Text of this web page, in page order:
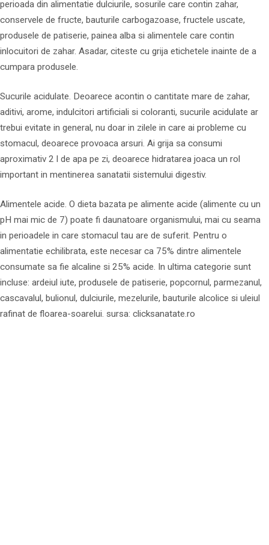
perioada din alimentatie dulciurile, sosurile care contin zahar,
conservele de fructe, bauturile carbogazoase, fructele uscate,
produsele de patiserie, painea alba si alimentele care contin
inlocuitori de zahar. Asadar, citeste cu grija etichetele inainte de a
cumpara produsele.
Sucurile acidulate. Deoarece acontin o cantitate mare de zahar,
aditivi, arome, indulcitori artificiali si coloranti, sucurile acidulate ar
trebui evitate in general, nu doar in zilele in care ai probleme cu
stomacul, deoarece provoaca arsuri. Ai grija sa consumi
aproximativ 2 l de apa pe zi, deoarece hidratarea joaca un rol
important in mentinerea sanatatii sistemului digestiv.
Alimentele acide. O dieta bazata pe alimente acide (alimente cu un
pH mai mic de 7) poate fi daunatoare organismului, mai cu seama
in perioadele in care stomacul tau are de suferit. Pentru o
alimentatie echilibrata, este necesar ca 75% dintre alimentele
consumate sa fie alcaline si 25% acide. In ultima categorie sunt
incluse: ardeiul iute, produsele de patiserie, popcornul, parmezanul,
cascavalul, bulionul, dulciurile, mezelurile, bauturile alcolice si uleiul
rafinat de floarea-soarelui. sursa: clicksanatate.ro